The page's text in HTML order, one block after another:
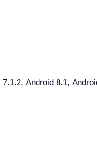
Android 8.1,